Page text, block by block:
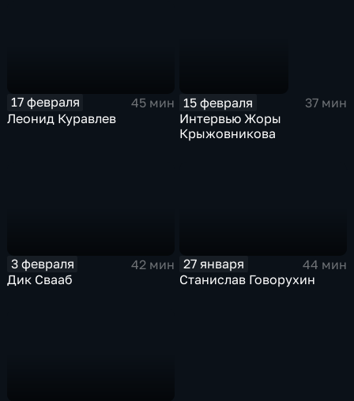
17 февраля
45 мин
Леонид Куравлев
15 февраля
37 мин
Интервью Жоры
Крыжовникова
3 февраля
42 мин
Дик Свааб
27 января
44 мин
Станислав Говорухин